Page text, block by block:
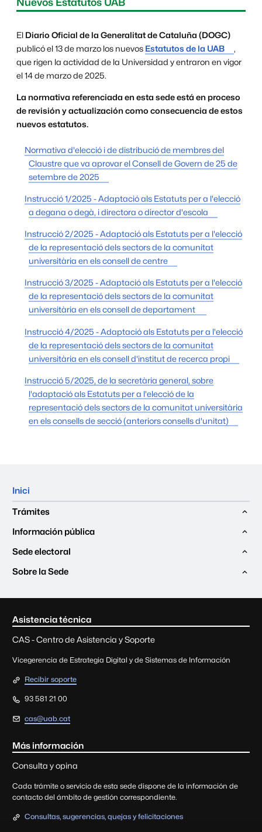
Nuevos Estatutos UAB
El Diario Oficial de la Generalitat de Cataluña (DOGC)
publicó el 13 de marzo los nuevos Estatutos de la UAB
,
que rigen la actividad de la Universidad y entraron en vigor
el 14 de marzo de 2025.
La normativa referenciada en esta sede está en proceso
de revisión y actualización como consecuencia de estos
nuevos estatutos.
Normativa d'elecció i de distribució de membres del
Claustre que va aprovar el Consell de Govern de 25 de
setembre de 2025
Instrucció 1/2025 - Adaptació als Estatuts per a l'elecció
a degana o degà, i directora o director d'escola
Instrucció 2/2025 - Adaptació als Estatuts per a l'elecció
de la representació dels sectors de la comunitat
universitària en els consell de centre
Instrucció 3/2025 - Adaptació als Estatuts per a l'elecció
de la representació dels sectors de la comunitat
universitària en els consell de departament
Instrucció 4/2025 - Adaptació als Estatuts per a l'elecció
de la representació dels sectors de la comunitat
universitària en els consell d'institut de recerca propi
Instrucció 5/2025, de la secretària general, sobre
l'adaptació als Estatuts per a l'elecció de la
representació dels sectors de la comunitat universitària
en els consells de secció (anteriors consells d'unitat)
Mapa del web
Inici
Trámites
Información pública
Sede electoral
Sobre la Sede
Contacto e información
Asistencia técnica
CAS - Centro de Asistencia y Soporte
Vicegerencia de Estrategia Digital y de Sistemas de Información
Recibir soporte
93 581 21 00
cas@uab.cat
Más información
Consulta y opina
Cada trámite o servicio de esta sede dispone de la información de
contacto del ámbito de gestión correspondiente.
Consultas, sugerencias, quejas y felicitaciones